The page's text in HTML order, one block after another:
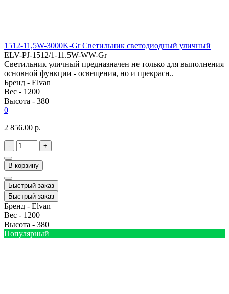
1512-11,5W-3000K-Gr Светильник светодиодный уличный
ELV-PJ-1512/1-11.5W-WW-Gr
Светильник уличный предназначен не только для выполнения
основной функции - освещения, но и прекрасн..
Бренд - Elvan
Вес - 1200
Высота - 380
0
2 856.00 р.
- +
В корзину
Быстрый заказ
Быстрый заказ
Бренд - Elvan
Вес - 1200
Высота - 380
Популярный